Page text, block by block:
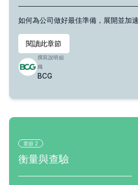
如何為公司做好最佳準備，展開並加
閱讀此章節
撰寫說明組
織
BCG
章節 2
衡量與查驗